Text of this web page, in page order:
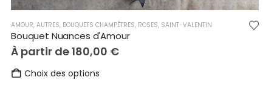
AMOUR, AUTRES, BOUQUETS CHAMPÊTRES, ROSES, SAINT-VALENTIN
Bouquet Nuances d'Amour
À partir de180,00 €
Choix des optionsCe